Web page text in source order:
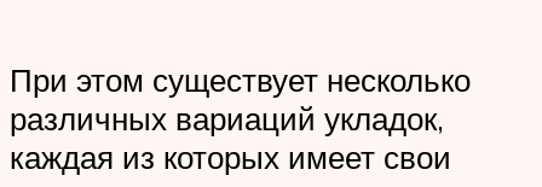
При этом существует несколько
различных вариаций укладок,
каждая из которых имеет свои